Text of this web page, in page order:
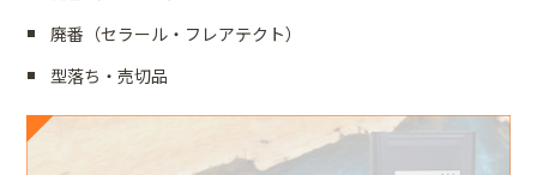
廃番（セラール・フレアテクト）
型落ち・売切品